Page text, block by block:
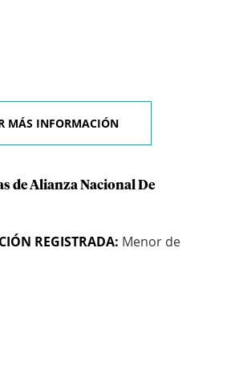
MÁS INFORMACIÓN
de Alianza Nacional De
REGISTRADA: Menor de